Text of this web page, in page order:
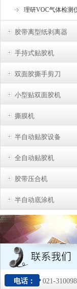
理研VOC气体检测
胶带离型纸剥离器
手持式贴胶机
双面胶撕手剪刀
小型贴双面胶机
撕膜机
半自动贴胶设备
全自动贴胶机
胶带压合机
半自动底涂机
电话： 021-